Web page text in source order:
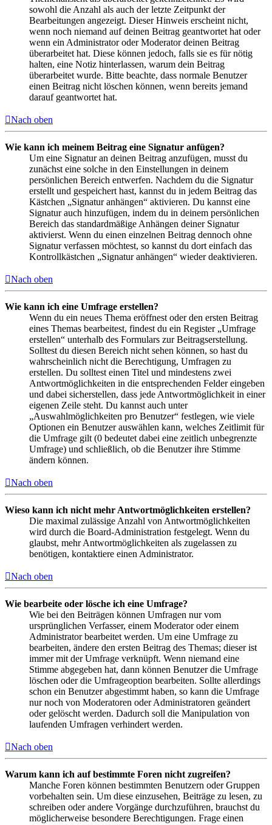
sowohl die Anzahl als auch der letzte Zeitpunkt der
Bearbeitungen angezeigt. Dieser Hinweis erscheint nicht,
wenn noch niemand auf deinen Beitrag geantwortet hat oder
wenn ein Administrator oder Moderator deinen Beitrag
überarbeitet hat. Diese können jedoch, falls sie es für nötig
halten, eine Notiz hinterlassen, warum dein Beitrag
überarbeitet wurde. Bitte beachte, dass normale Benutzer
einen Beitrag nicht löschen können, wenn bereits jemand
darauf geantwortet hat.
Nach oben
Wie kann ich meinem Beitrag eine Signatur anfügen?
Um eine Signatur an deinen Beitrag anzufügen, musst du
zunächst eine solche in den Einstellungen in deinem
persönlichen Bereich entwerfen. Nachdem du die Signatur
erstellt und gespeichert hast, kannst du in jedem Beitrag das
Kästchen „Signatur anhängen“ aktivieren. Du kannst eine
Signatur auch hinzufügen, indem du in deinem persönlichen
Bereich das standardmäßige Anhängen deiner Signatur
aktivierst. Wenn du einen einzelnen Beitrag dennoch ohne
Signatur verfassen möchtest, so kannst du dort einfach das
Kontrollkästchen „Signatur anhängen“ wieder deaktivieren.
Nach oben
Wie kann ich eine Umfrage erstellen?
Wenn du ein neues Thema eröffnest oder den ersten Beitrag
eines Themas bearbeitest, findest du ein Register „Umfrage
erstellen“ unterhalb des Formulars zur Beitragserstellung.
Solltest du diesen Bereich nicht sehen können, so hast du
wahrscheinlich nicht die Berechtigung, Umfragen zu
erstellen. Du solltest einen Titel und mindestens zwei
Antwortmöglichkeiten in die entsprechenden Felder eingeben
und dabei sicherstellen, dass jede Antwortmöglichkeit in einer
eigenen Zeile steht. Du kannst auch unter
„Auswahlmöglichkeiten pro Benutzer“ festlegen, wie viele
Optionen ein Benutzer auswählen kann, welches Zeitlimit für
die Umfrage gilt (0 bedeutet dabei eine zeitlich unbegrenzte
Umfrage) und schließlich, ob die Benutzer ihre Stimme
ändern können.
Nach oben
Wieso kann ich nicht mehr Antwortmöglichkeiten erstellen?
Die maximal zulässige Anzahl von Antwortmöglichkeiten
wird durch die Board-Administration festgelegt. Wenn du
glaubst, mehr Antwortmöglichkeiten als zugelassen zu
benötigen, kontaktiere einen Administrator.
Nach oben
Wie bearbeite oder lösche ich eine Umfrage?
Wie bei den Beiträgen können Umfragen nur vom
ursprünglichen Verfasser, einem Moderator oder einem
Administrator bearbeitet werden. Um eine Umfrage zu
bearbeiten, ändere den ersten Beitrag des Themas; dieser ist
immer mit der Umfrage verknüpft. Wenn niemand eine
Stimme abgegeben hat, dann können Benutzer die Umfrage
löschen oder die Umfrageoption bearbeiten. Sollte allerdings
schon ein Benutzer abgestimmt haben, so kann die Umfrage
nur noch von Moderatoren oder Administratoren geändert
oder gelöscht werden. Dadurch soll die Manipulation von
laufenden Umfragen verhindert werden.
Nach oben
Warum kann ich auf bestimmte Foren nicht zugreifen?
Manche Foren können bestimmten Benutzern oder Gruppen
vorbehalten sein. Um diese einzusehen, Beiträge zu lesen, zu
schreiben oder andere Vorgänge durchzuführen, brauchst du
möglicherweise besondere Berechtigungen. Frage einen